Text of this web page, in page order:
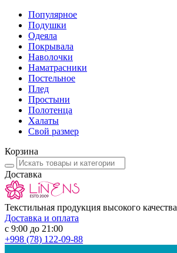
Популярное
Подушки
Одеяла
Покрывала
Наволочки
Наматрасники
Постельное
Плед
Простыни
Полотенца
Халаты
Свой размер
Корзина
Доставка
Текстильная продукция высокого качества
Доставка и оплата
с 9:00 до 21:00
+998 (78) 122-09-88